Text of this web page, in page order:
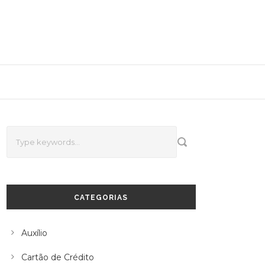
CATEGORIAS
Auxílio
Cartão de Crédito